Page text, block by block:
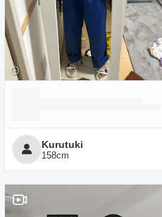
Kurutuki
158cm